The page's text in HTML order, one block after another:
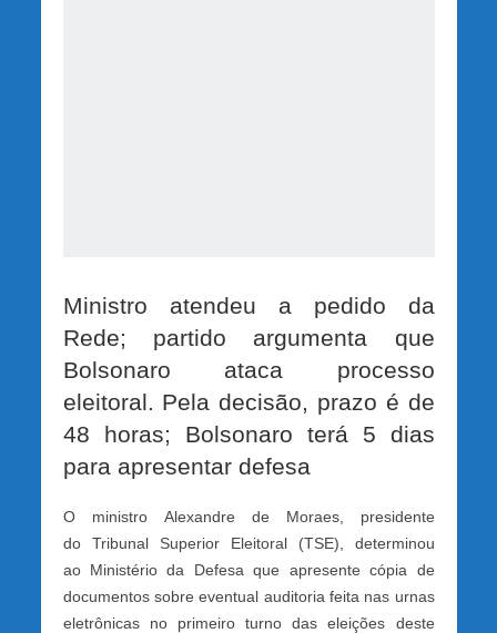
Ministro atendeu a pedido da
Rede; partido argumenta que
Bolsonaro ataca processo
eleitoral. Pela decisão, prazo é de
48 horas; Bolsonaro terá 5 dias
para apresentar defesa
O ministro Alexandre de Moraes, presidente
do Tribunal Superior Eleitoral (TSE), determinou
ao Ministério da Defesa que apresente cópia de
documentos sobre eventual auditoria feita nas urnas
eletrônicas no primeiro turno das eleições deste